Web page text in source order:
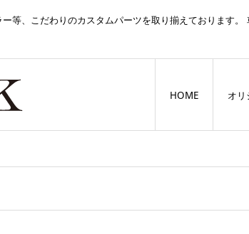
等、こだわりのカスタムパーツを取り揃えております
HOME オリ